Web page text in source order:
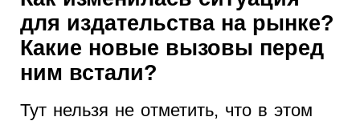
для издательства на рынке?
Какие новые вызовы перед
ним встали?
Тут нельзя не отметить, что в этом